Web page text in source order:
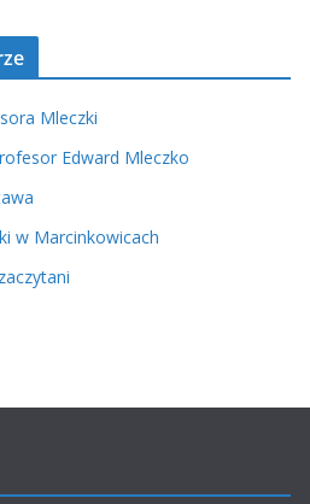
Mleczki
Edward Mleczko
w Marcinkowicach